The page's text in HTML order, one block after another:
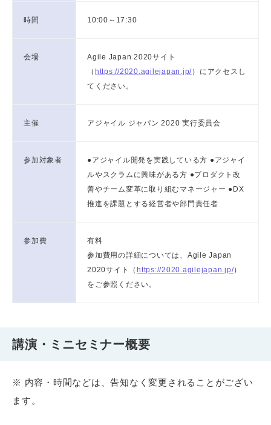
時間 10:00～17:30
会場
Agile Japan 2020サイト
（ https://2020.agilejapan.jp/）にアクセスし
てください。
主催 アジャイル ジャパン 2020 実行委員会
参加対象者
●アジャイル開発を実践している方 ●アジャイ
ルやスクラムに興味がある方 ●プロダクト改
善やチーム変革に取り組むマネージャー ●DX
推進を課題とする経営者や部門責任者
参加費
有料
参加費用の詳細については、Agile Japan
2020サイト（ https://2020.agilejapan.jp/）
をご参照ください。
講演・ミニセミナー概要
※ 内容・時間などは、告知なく変更されることがござい
ます。